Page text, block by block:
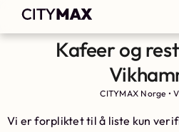
Kafeer og
CITYMAX Norge •
Vi er forpliktet til å liste kun